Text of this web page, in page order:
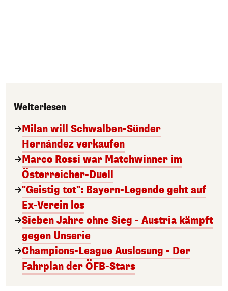
Weiterlesen
Milan will Schwalben-Sünder
Hernández verkaufen
Marco Rossi war Matchwinner im
Österreicher-Duell
"Geistig tot": Bayern-Legende geht auf
Ex-Verein los
Sieben Jahre ohne Sieg - Austria kämpft
gegen Unserie
Champions-League Auslosung - Der
Fahrplan der ÖFB-Stars